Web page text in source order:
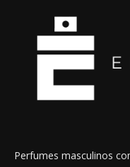
Perfumes masculinos